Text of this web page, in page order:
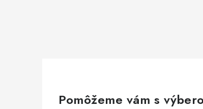
Pomôžeme vám s